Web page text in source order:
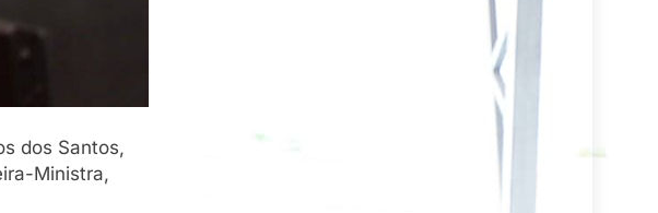
dos Santos,
Ministra,